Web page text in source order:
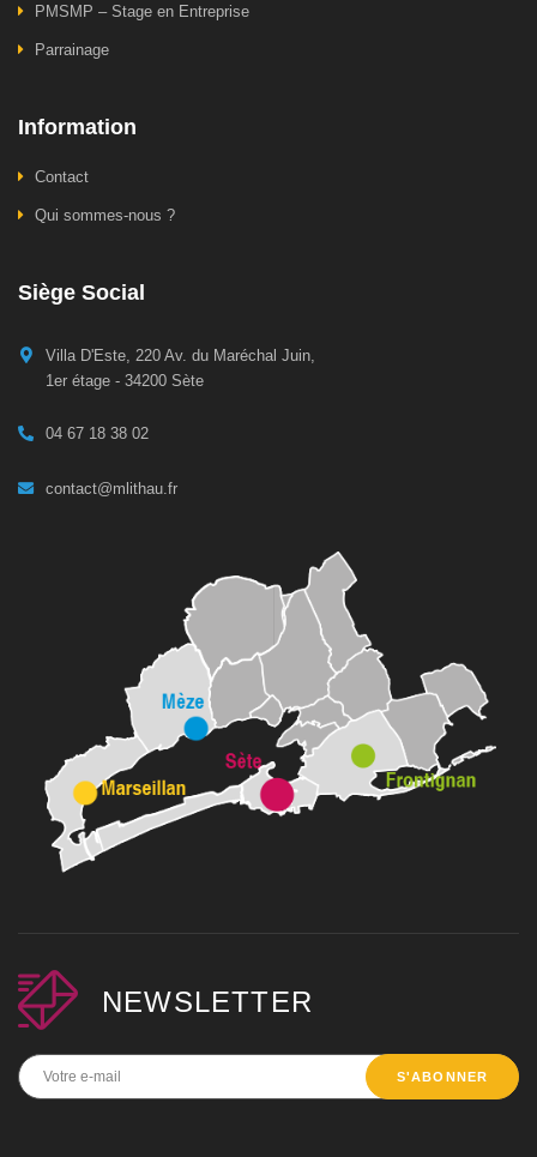
PMSMP – Stage en Entreprise
Parrainage
Information
Contact
Qui sommes-nous ?
Siège Social
Villa D'Este, 220 Av. du Maréchal Juin,
1er étage - 34200 Sète
04 67 18 38 02
contact@mlithau.fr
NEWSLETTER
S'ABONNER